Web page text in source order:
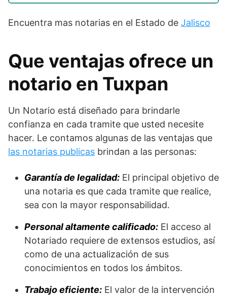
Encuentra mas notarias en el Estado de Jalisco
Que ventajas ofrece un
notario en Tuxpan
Un Notario está diseñado para brindarle
confianza en cada tramite que usted necesite
hacer. Le contamos algunas de las ventajas que
las notarias publicas brindan a las personas:
Garantía de legalidad: El principal objetivo de
una notaria es que cada tramite que realice,
sea con la mayor responsabilidad.
Personal altamente calificado: El acceso al
Notariado requiere de extensos estudios, así
como de una actualización de sus
conocimientos en todos los ámbitos.
Trabajo eficiente: El valor de la intervención